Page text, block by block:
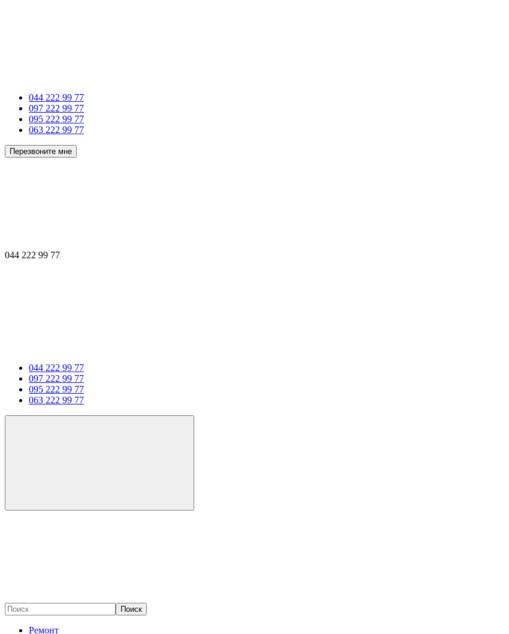
044 222 99 77
097 222 99 77
095 222 99 77
063 222 99 77
Перезвоните мне
044 222 99 77
044 222 99 77
097 222 99 77
095 222 99 77
063 222 99 77
Поиск
Ремонт